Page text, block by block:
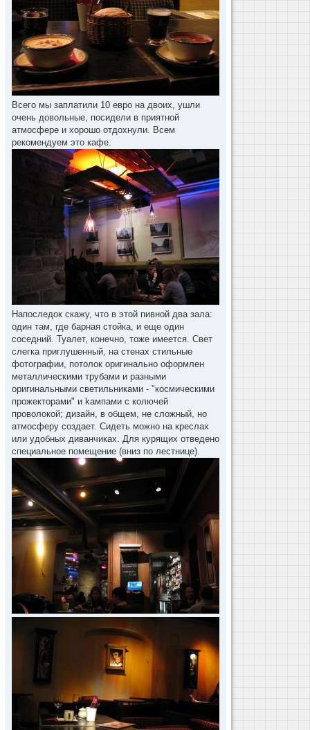
Всего мы заплатили 10 евро на двоих, ушли
очень довольные, посидели в приятной
атмосфере и хорошо отдохнули. Всем
рекомендуем это кафе.
Напоследок скажу, что в этой пивной два зала:
один там, где барная стойка, и еще один
соседний. Туалет, конечно, тоже имеется. Свет
слегка приглушенный, на стенах стильные
фотографии, потолок оригинально оформлен
металлическими трубами и разными
оригинальными светильниками - "космическими
прожекторами" и kампами с колючей
проволокой; дизайн, в общем, не сложный, но
атмосферу создает. Сидеть можно на креслах
или удобных диванчиках. Для курящих отведено
специальное помещение (вниз по лестнице).